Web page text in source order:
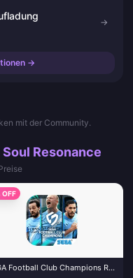
→
→
mit der Community.
Resonance
OFF
Football Club Champions RB